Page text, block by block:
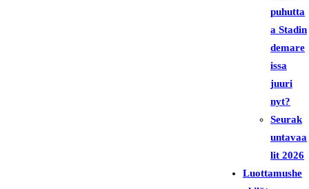
puhutta
a Stadin
demare
issa
juuri
nyt?
Seurak
untavaa
lit 2026
Luottamushe